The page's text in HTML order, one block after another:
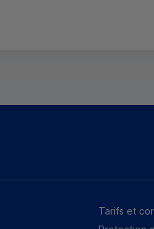
Tarifs et